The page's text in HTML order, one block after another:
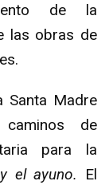
de la
las obras de
Santa Madre
de
para la
el ayuno.
El